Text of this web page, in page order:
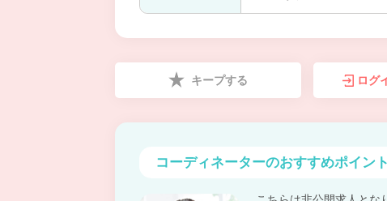
キープする ログ
コーディネーターのおすすめポイント